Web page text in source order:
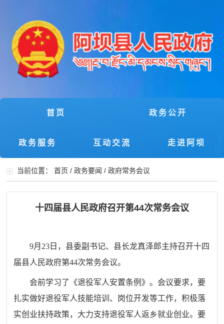
首页 政务公开
政务服务 互动交流 走进阿坝
当前位置：首页 /政务要闻 /政府常务会议
十四届县人民政府召开第44次常务会议
9月23日，县委副书记、县长龙真泽郎主持召开十四
届县人民政府第44次常务会议。
会前学习了《退役军人安置条例》。会议要求，要
扎实做好退役军人技能培训、岗位开发等工作，积极落
实创业扶持政策，大力支持退役军人返乡就业创业。要